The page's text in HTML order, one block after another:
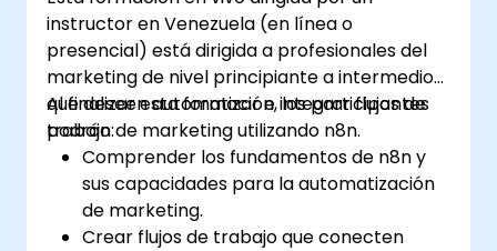
instructor en Venezuela (en línea o
presencial) está dirigida a profesionales del
marketing de nivel principiante a intermedio
que deseen automatizar e integrar flujos de
trabajo de marketing utilizando n8n.
Al finalizar esta formación, los participantes
podrán:
Comprender los fundamentos de n8n y
sus capacidades para la automatización
de marketing.
Crear flujos de trabajo que conecten